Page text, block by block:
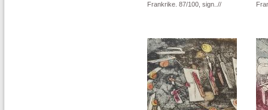
Frankrike. 87/100, sign..//